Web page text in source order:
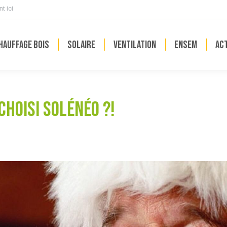
ici
bois Solaire Ventilation ENSEM
Solénéo ?!